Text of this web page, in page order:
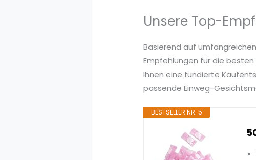
Unsere Top-
Basierend auf
Empfehlungen für die
Ihnen eine fundierte
passende Einweg-
BESTSELLER NR. 5